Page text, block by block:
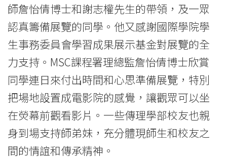
師詹怡倩博士和謝志權先生的帶領，及一眾
認真籌備展覽的同學。他又感謝國際學院學
生事務委員會學習成果展示基金對展覽的全
力支持。MSC課程署理總監詹怡倩博士欣賞
同學連日來付出時間和心思準備展覽，特別
把場地設置成電影院的感覺，讓觀眾可以坐
在熒幕前觀看影片。一些傳理學部校友也親
身到場支持師弟妹，充分體現師生和校友之
間的情誼和傳承精神。